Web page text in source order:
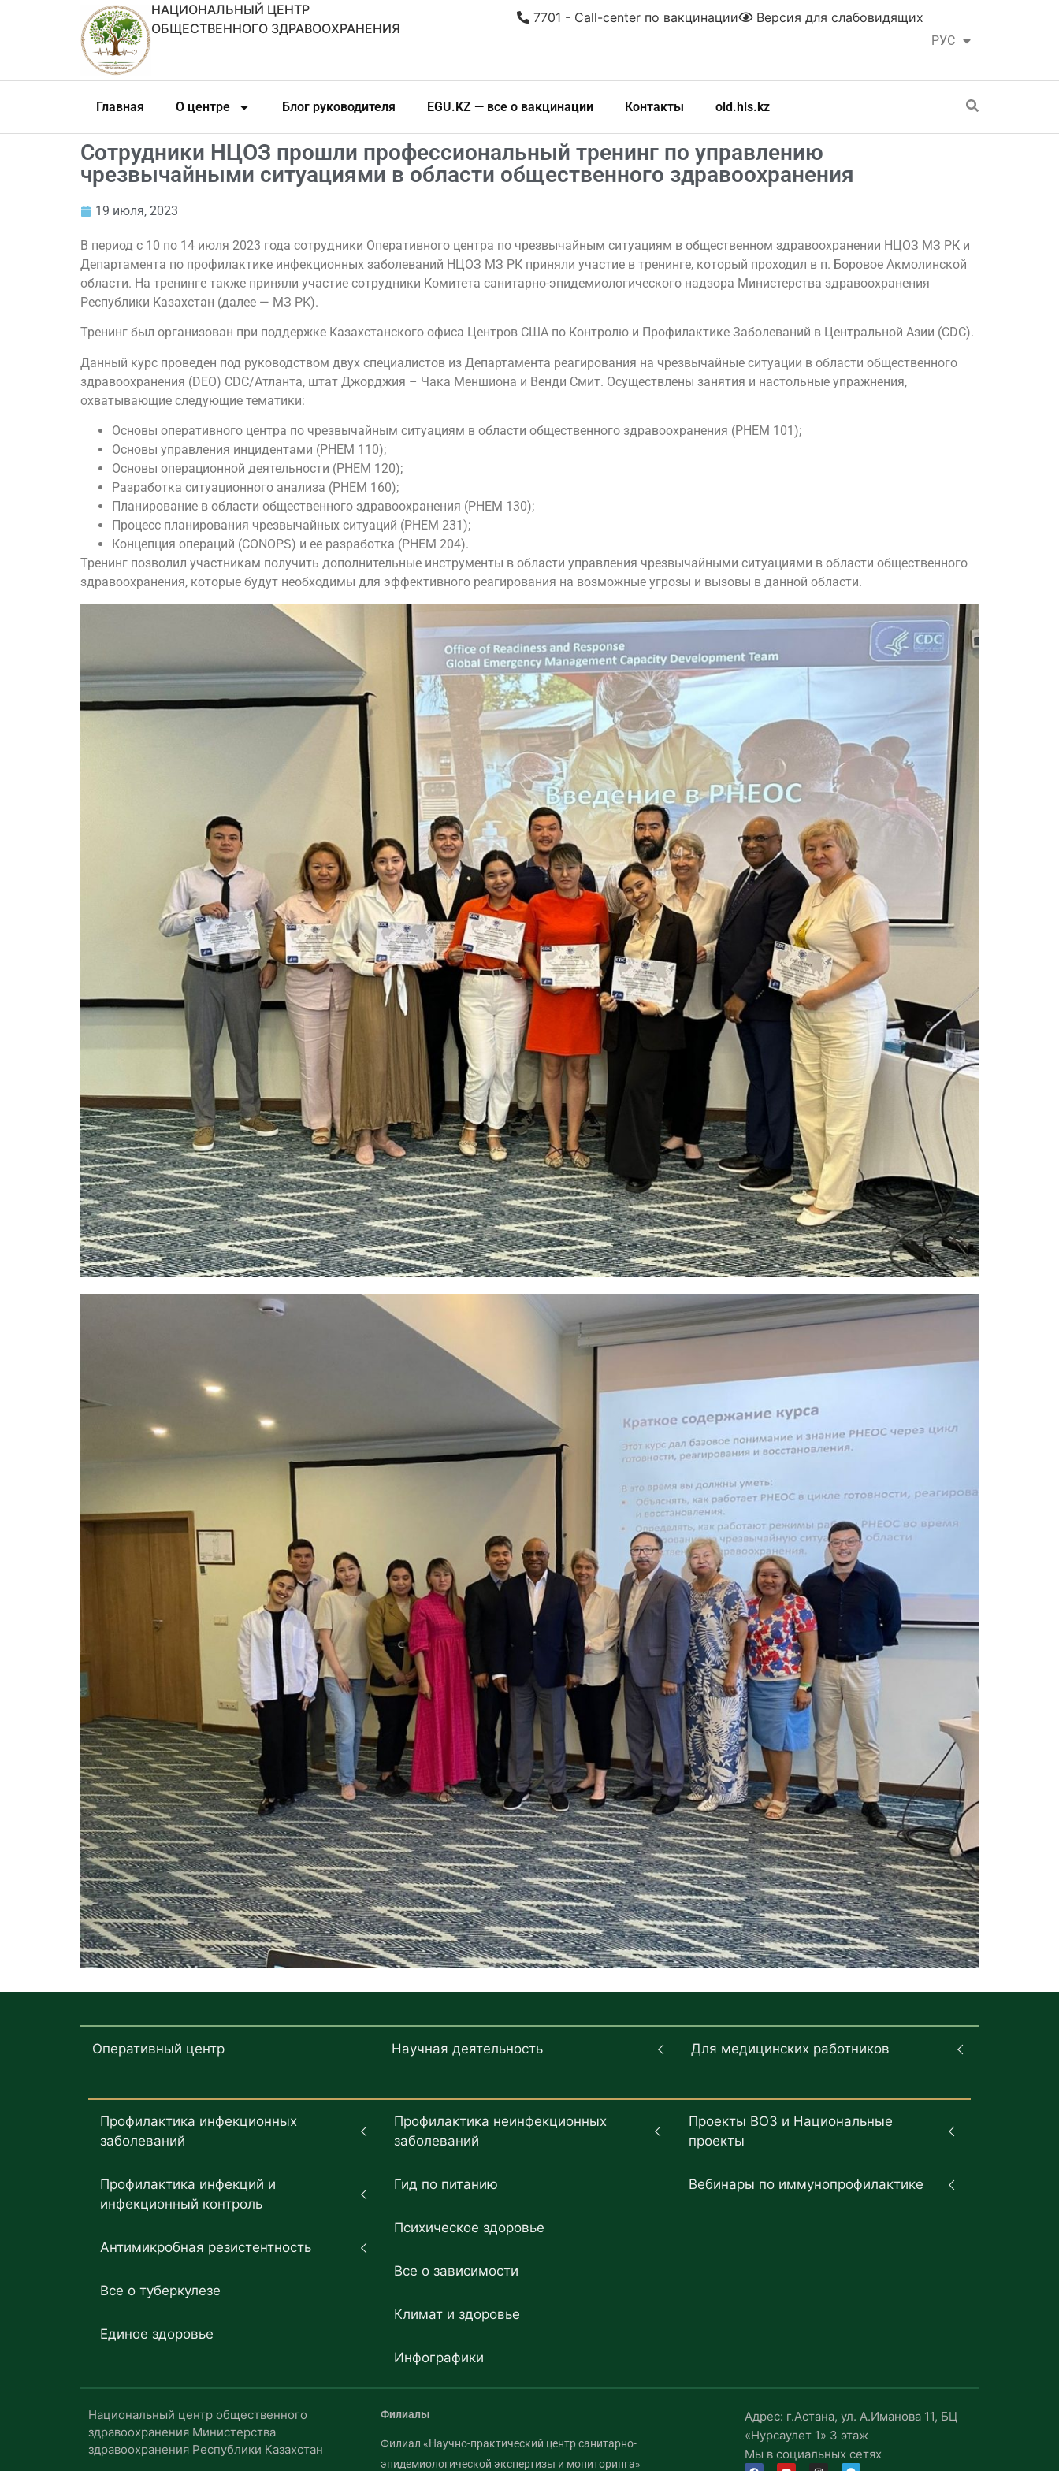
НАЦИОНАЛЬНЫЙ ЦЕНТР
ОБЩЕСТВЕННОГО ЗДРАВООХРАНЕНИЯ
РУС
ҚАЗ
Версия для слабовидящих
7701 - Call-center по вакцинации
Главная О центре Блог руководителя EGU.KZ — все о вакцинации Контакты old.hls.kz
Сотрудники НЦОЗ прошли профессиональный тренинг по управлению
чрезвычайными ситуациями в области общественного здравоохранения
19 июля, 2023
В период с 10 по 14 июля 2023 года сотрудники Оперативного центра по чрезвычайным ситуациям в общественном здравоохранении НЦОЗ МЗ РК и
Департамента по профилактике инфекционных заболеваний НЦОЗ МЗ РК приняли участие в тренинге, который проходил в п. Боровое Акмолинской
области. На тренинге также приняли участие сотрудники Комитета санитарно-эпидемиологического надзора Министерства здравоохранения
Республики Казахстан (далее — МЗ РК).
Тренинг был организован при поддержке Казахстанского офиса Центров США по Контролю и Профилактике Заболеваний в Центральной Азии (CDC).
Данный курс проведен под руководством двух специалистов из Департамента реагирования на чрезвычайные ситуации в области общественного
здравоохранения (DEO) CDC/Атланта, штат Джорджия – Чака Меншиона и Венди Смит. Осуществлены занятия и настольные упражнения,
охватывающие следующие тематики:
Основы оперативного центра по чрезвычайным ситуациям в области общественного здравоохранения (PHEM 101);
Основы управления инцидентами (PHEM 110);
Основы операционной деятельности (PHEM 120);
Разработка ситуационного анализа (PHEM 160);
Планирование в области общественного здравоохранения (PHEM 130);
Процесс планирования чрезвычайных ситуаций (PHEM 231);
Концепция операций (CONOPS) и ее разработка (PHEM 204).
Тренинг позволил участникам получить дополнительные инструменты в области управления чрезвычайными ситуациями в области общественного
здравоохранения, которые будут необходимы для эффективного реагирования на возможные угрозы и вызовы в данной области.
Оперативный центр Научная деятельность Для медицинских работников
Профилактика инфекционных
заболеваний
Профилактика инфекций и
инфекционный контроль
Антимикробная резистентность
Все о туберкулезе
Единое здоровье
Профилактика неинфекционных
заболеваний
Гид по питанию
Психическое здоровье
Все о зависимости
Климат и здоровье
Инфографики
Проекты ВОЗ и Национальные
проекты
Вебинары по иммунопрофилактике
Национальный центр общественного
здравоохранения Министерства
здравоохранения Республики Казахстан
Филиалы
Филиал «Научно-практический центр санитарно-
эпидемиологической экспертизы и мониторинга»
Адрес: г.Астана, ул. А.Иманова 11, БЦ
«Нурсаулет 1» 3 этаж
Мы в социальных сетях